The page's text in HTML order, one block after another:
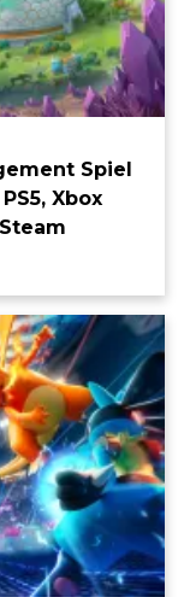
Spiel
Xbox